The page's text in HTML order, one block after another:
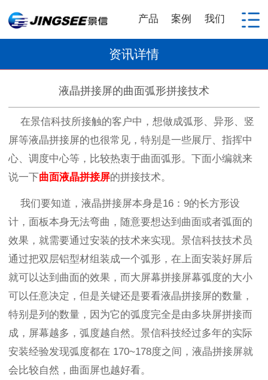
产品 案例 我们
资讯详情
液晶拼接屏的曲面弧形拼接技术
在景信科技所接触的客户中，想做成弧形、异形、竖
屏等液晶拼接屏的也很常见，特别是一些展厅、指挥中
心、调度中心等，比较热衷于曲面弧形。下面小编就来
说一下曲面液晶拼接屏的拼接技术。
我们要知道，液晶拼接屏本身是16 ： 9的长方形设
计，面板本身无法弯曲，随意要想达到曲面或者弧面的
效果，就需要通过安装的技术来实现。景信科技技术员
通过把双层铝型材组装成一个弧形，在上面安装好屏后
就可以达到曲面的效果，而大屏幕拼接屏幕弧度的大小
可以任意决定，但是关键还是要看液晶拼接屏的数量，
特别是列的数量，因为它的弧度完全是由多块屏拼接而
成，屏幕越多，弧度越自然。景信科技经过多年的实际
安装经验发现弧度都在 170~178度之间，液晶拼接屏就
会比较自然，曲面屏也越好看。